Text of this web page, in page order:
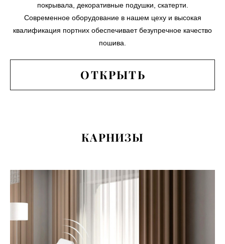
покрывала, декоративные подушки, скатерти.
Современное оборудование в нашем цеху и высокая
квалификация портних обеспечивает безупречное качество
пошива.
ОТКРЫТЬ
КАРНИЗЫ